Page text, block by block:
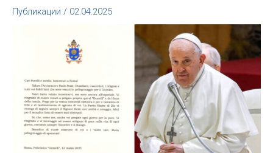
Публикации / 02.04.2025